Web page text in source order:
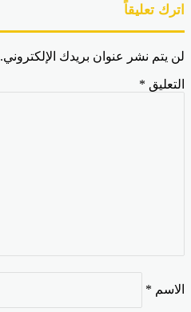
اترك تعليقاً
لن يتم نشر عنوان بريدك الإلكتروني.
التعليق *
الاسم *